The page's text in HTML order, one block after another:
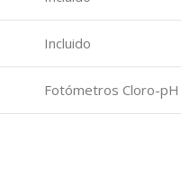
Incluido
Fotómetros Cloro-pH